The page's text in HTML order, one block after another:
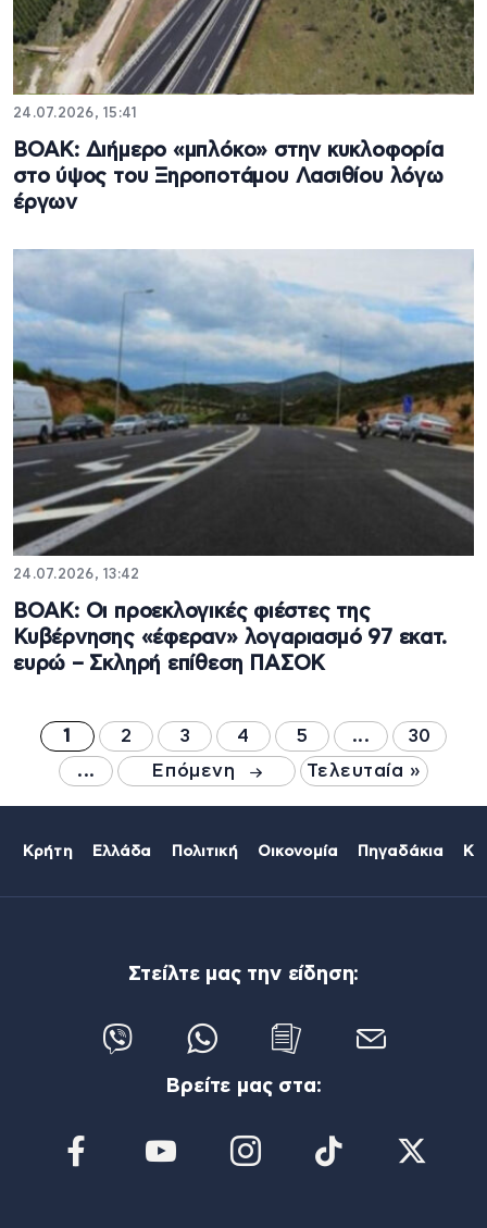
24.07.2026, 15:41
ΒΟΑΚ: Διήμερο «μπλόκο» στην κυκλοφορία
στο ύψος του Ξηροποτάμου Λασιθίου λόγω
έργων
24.07.2026, 13:42
ΒΟΑΚ: Οι προεκλογικές φιέστες της
Κυβέρνησης «έφεραν» λογαριασμό 97 εκατ.
ευρώ – Σκληρή επίθεση ΠΑΣΟΚ
1 2 3 4 5 ...
30
...
Επόμενη Τελευταία »
Κρήτη Ελλάδα Πολιτική Οικονομία Πηγαδάκια
Στείλτε μας την είδηση:
Βρείτε μας στα: